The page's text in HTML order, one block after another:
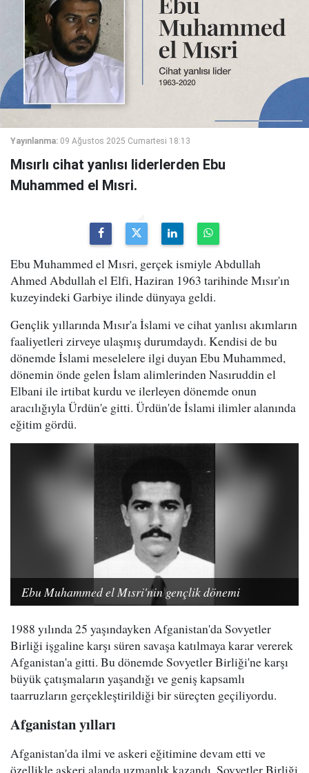
Yayınlanma: 09 Ağustos 2025 Cumartesi 18:13
Mısırlı cihat yanlısı liderlerden Ebu
Muhammed el Mısri.
Ebu Muhammed el Mısri, gerçek ismiyle Abdullah
Ahmed Abdullah el Elfi, Haziran 1963 tarihinde Mısır'ın
kuzeyindeki Garbiye ilinde dünyaya geldi.
Gençlik yıllarında Mısır'a İslami ve cihat yanlısı akımların
faaliyetleri zirveye ulaşmış durumdaydı. Kendisi de bu
dönemde İslami meselelere ilgi duyan Ebu Muhammed,
dönemin önde gelen İslam alimlerinden Nasıruddin el
Elbani ile irtibat kurdu ve ilerleyen dönemde onun
aracılığıyla Ürdün'e gitti. Ürdün'de İslami ilimler alanında
eğitim gördü.
Ebu Muhammed el Mısri'nin gençlik dönemi
1988 yılında 25 yaşındayken Afganistan'da Sovyetler
Birliği işgaline karşı süren savaşa katılmaya karar vererek
Afganistan'a gitti. Bu dönemde Sovyetler Birliği'ne karşı
büyük çatışmaların yaşandığı ve geniş kapsamlı
taarruzların gerçekleştirildiği bir süreçten geçiliyordu.
Afganistan yılları
Afganistan'da ilmi ve askeri eğitimine devam etti ve
özellikle askeri alanda uzmanlık kazandı. Sovyetler Birliği